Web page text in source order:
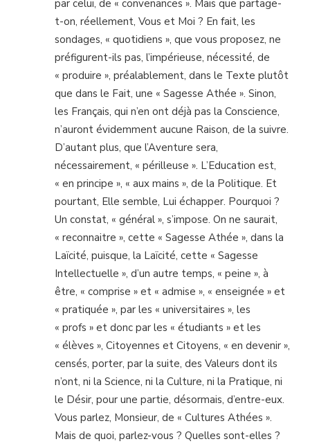
par celui, de « convenances ». Mais que partage-
t-on, réellement, Vous et Moi ? En fait, les
sondages, « quotidiens », que vous proposez, ne
préfigurent-ils pas, l’impérieuse, nécessité, de
« produire », préalablement, dans le Texte plutôt
que dans le Fait, une « Sagesse Athée ». Sinon,
les Français, qui n’en ont déjà pas la Conscience,
n’auront évidemment aucune Raison, de la suivre.
D’autant plus, que l’Aventure sera,
nécessairement, « périlleuse ». L’Education est,
« en principe », « aux mains », de la Politique. Et
pourtant, Elle semble, Lui échapper. Pourquoi ?
Un constat, « général », s’impose. On ne saurait,
« reconnaitre », cette « Sagesse Athée », dans la
Laïcité, puisque, la Laïcité, cette « Sagesse
Intellectuelle », d’un autre temps, « peine », à
être, « comprise » et « admise », « enseignée » et
« pratiquée », par les « universitaires », les
« profs » et donc par les « étudiants » et les
« élèves », Citoyennes et Citoyens, « en devenir »,
censés, porter, par la suite, des Valeurs dont ils
n’ont, ni la Science, ni la Culture, ni la Pratique, ni
le Désir, pour une partie, désormais, d’entre-eux.
Vous parlez, Monsieur, de « Cultures Athées ».
Mais de quoi, parlez-vous ? Quelles sont-elles ?